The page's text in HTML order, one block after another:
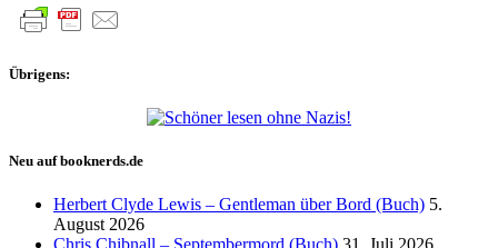
Übrigens:
Neu auf booknerds.de
Herbert Clyde Lewis – Gentleman über Bord (Buch) 5.
August 2026